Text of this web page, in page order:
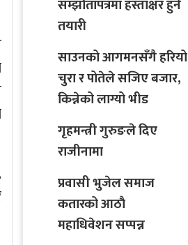
सम्झौतापत्रमा हस्ताक्षर हुने
तयारी
साउनको आगमनसँगै हरियो
चुरा र पोतेले सजिए बजार,
किन्नेको लाग्यो भीड
गृहमन्त्री गुरुङले दिए
राजीनामा
प्रवासी भुजेल समाज
कतारको आठाै
महाधिवेशन सप्पन्न